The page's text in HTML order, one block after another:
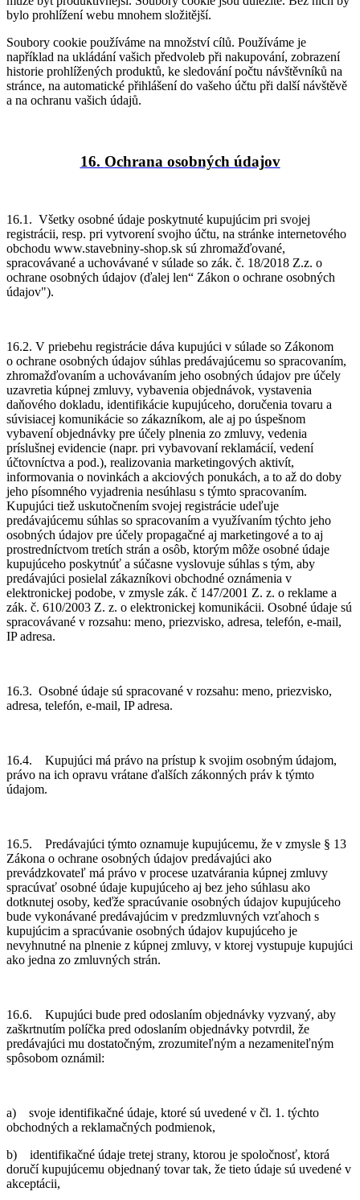
bylo prohlížení webu mnohem složitější.
Soubory cookie používáme na množství cílů. Používáme je
například na ukládání vašich předvoleb při nakupování, zobrazení
historie prohlížených produktů, ke sledování počtu návštěvníků na
stránce, na automatické přihlášení do vašeho účtu při další návštěvě
a na ochranu vašich údajů.
16. Ochrana osobných údajov
16.1. Všetky osobné údaje poskytnuté kupujúcim pri svojej
registrácii, resp. pri vytvorení svojho účtu, na stránke internetového
obchodu www.stavebniny-shop.sk sú zhromažďované,
spracovávané a uchovávané v súlade so zák. č. 18/2018 Z.z. o
ochrane osobných údajov (ďalej len“ Zákon o ochrane osobných
údajov").
16.2. V priebehu registrácie dáva kupujúci v súlade so Zákonom
o ochrane osobných údajov súhlas predávajúcemu so spracovaním,
zhromažďovaním a uchovávaním jeho osobných údajov pre účely
uzavretia kúpnej zmluvy, vybavenia objednávok, vystavenia
daňového dokladu, identifikácie kupujúceho, doručenia tovaru a
súvisiacej komunikácie so zákazníkom, ale aj po úspešnom
vybavení objednávky pre účely plnenia zo zmluvy, vedenia
príslušnej evidencie (napr. pri vybavovaní reklamácií, vedení
účtovníctva a pod.), realizovania marketingových aktivít,
informovania o novinkách a akciových ponukách, a to až do doby
jeho písomného vyjadrenia nesúhlasu s týmto spracovaním.
Kupujúci tiež uskutočnením svojej registrácie udeľuje
predávajúcemu súhlas so spracovaním a využívaním týchto jeho
osobných údajov pre účely propagačné aj marketingové a to aj
prostredníctvom tretích strán a osôb, ktorým môže osobné údaje
kupujúceho poskytnúť a súčasne vyslovuje súhlas s tým, aby
predávajúci posielal zákazníkovi obchodné oznámenia v
elektronickej podobe, v zmysle zák. č 147/2001 Z. z. o reklame a
zák. č. 610/2003 Z. z. o elektronickej komunikácii. Osobné údaje sú
spracovávané v rozsahu: meno, priezvisko, adresa, telefón, e-mail,
IP adresa.
16.3. Osobné údaje sú spracované v rozsahu: meno, priezvisko,
adresa, telefón, e-mail, IP adresa.
16.4. Kupujúci má právo na prístup k svojim osobným údajom,
právo na ich opravu vrátane ďalších zákonných práv k týmto
údajom.
16.5. Predávajúci týmto oznamuje kupujúcemu, že v zmysle § 13
Zákona o ochrane osobných údajov predávajúci ako
prevádzkovateľ má právo v procese uzatvárania kúpnej zmluvy
spracúvať osobné údaje kupujúceho aj bez jeho súhlasu ako
dotknutej osoby, keďže spracúvanie osobných údajov kupujúceho
bude vykonávané predávajúcim v predzmluvných vzťahoch s
kupujúcim a spracúvanie osobných údajov kupujúceho je
nevyhnutné na plnenie z kúpnej zmluvy, v ktorej vystupuje kupujúci
ako jedna zo zmluvných strán.
16.6. Kupujúci bude pred odoslaním objednávky vyzvaný, aby
zaškrtnutím políčka pred odoslaním objednávky potvrdil, že
predávajúci mu dostatočným, zrozumiteľným a nezameniteľným
spôsobom oznámil:
a) svoje identifikačné údaje, ktoré sú uvedené v čl. 1. týchto
obchodných a reklamačných podmienok,
b) identifikačné údaje tretej strany, ktorou je spoločnosť, ktorá
doručí kupujúcemu objednaný tovar tak, že tieto údaje sú uvedené v
akceptácii,